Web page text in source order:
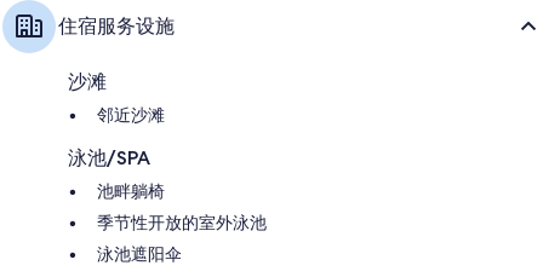
住宿服务设施
沙滩
邻近沙滩
泳池/SPA
池畔躺椅
季节性开放的室外泳池
泳池遮阳伞